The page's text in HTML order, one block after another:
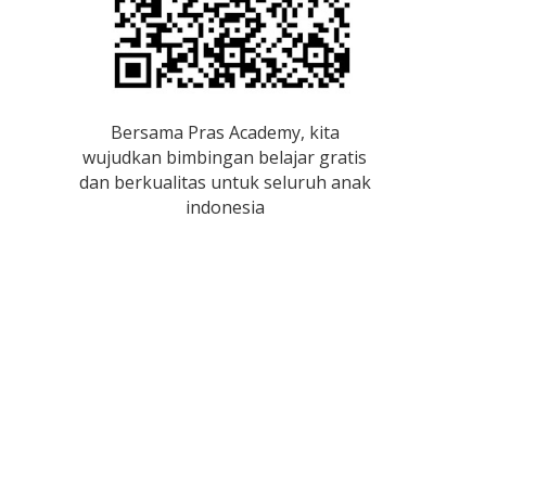
Bersama Pras Academy, kita
wujudkan bimbingan belajar gratis
dan berkualitas untuk seluruh anak
indonesia